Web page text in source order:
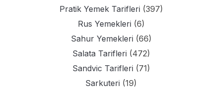
Pratik Yemek Tarifleri (397)
Rus Yemekleri (6)
Sahur Yemekleri (66)
Salata Tarifleri (472)
Sandvic Tarifleri (71)
Sarkuteri (19)